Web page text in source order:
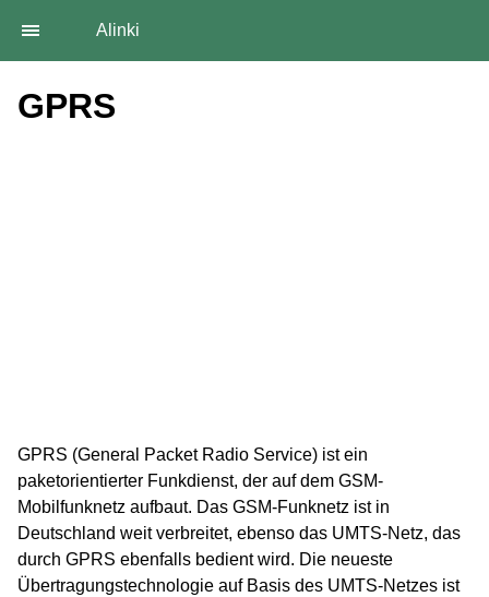
Alinki
GPRS
GPRS (General Packet Radio Service) ist ein
paketorientierter Funkdienst, der auf dem GSM-
Mobilfunknetz aufbaut. Das GSM-Funknetz ist in
Deutschland weit verbreitet, ebenso das UMTS-Netz, das
durch GPRS ebenfalls bedient wird. Die neueste
Übertragungstechnologie auf Basis des UMTS-Netzes ist